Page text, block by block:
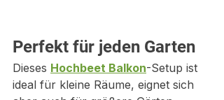
Perfekt für jeden Garten
Dieses Hochbeet Balkon-Setup ist
ideal für kleine Räume, eignet sich